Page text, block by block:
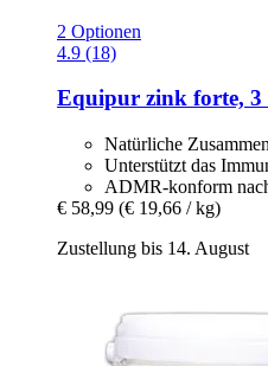
2 Optionen
4.9 (18)
Equipur zink forte, 3
Natürliche
Unterstützt das
ADMR-konform
€ 58,99 (€ 19,66 / kg)
Zustellung bis 14. August